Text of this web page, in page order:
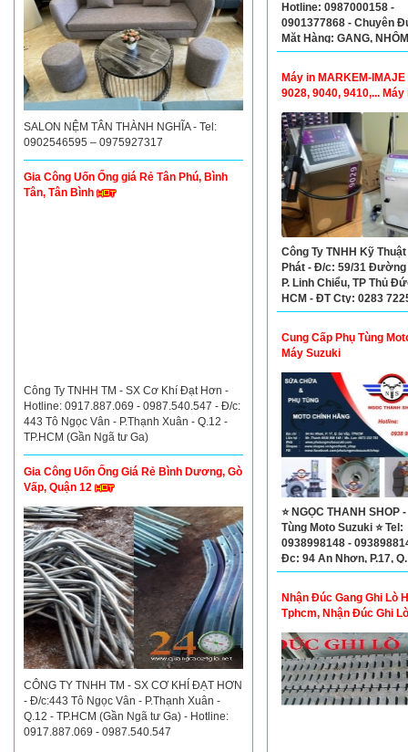
SALON NỆM TÂN THÀNH NGHĨA - Tel:
0902546595 – 0975927317
Gia Công Uốn Ống giá Rẻ Tân Phú, Bình
Tân, Tân Bình
Công Ty TNHH TM - SX Cơ Khí Đạt Hơn -
Hotline: 0917.887.069 - 0987.540.547 - Đ/c:
443 Tô Ngọc Vân - P.Thạnh Xuân - Q.12 -
TP.HCM (Gần Ngã tư Ga)
Gia Công Uốn Ống Giá Rẻ Bình Dương, Gò
Vấp, Quận 12
CÔNG TY TNHH TM - SX CƠ KHÍ ĐẠT HƠN
- Đ/c:443 Tô Ngọc Vân - P.Thạnh Xuân -
Q.12 - TP.HCM (Gần Ngã tư Ga) - Hotline:
0917.887.069 - 0987.540.547
Hotline: 0987000158 -
0901377868 - Chuyên
Mặt Hàng: GANG,
ĐỒNG Theo Yêu Cầu
Máy in MARKEM-IMAJE
9028, 9040, 9410,... Máy
Công Ty TNHH Kỹ
Phát - Đ/c: 59/31 Đường
P. Linh Chiểu, TP Thủ
HCM - ĐT Cty: 0283
Mr Thảo: 0913968634
Cung Cấp Phụ Tùng
Máy Suzuki
⭐ NGỌC THANH SHOP
Tùng Moto Suzuki ⭐ Tel:
0938998148 -
Đc: 94 An Nhơn, P.17, Q.
Vấp
Nhận Đúc Gang Ghi Lò
Tphcm, Nhận Đúc Ghi